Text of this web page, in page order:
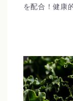
を配合！健康